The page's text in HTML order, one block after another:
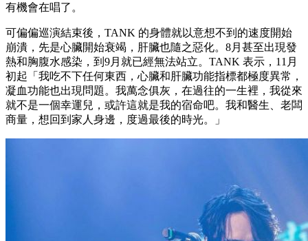
有機會在唱了。
可偏偏巡演結束後，TANK 的身體就以意想不到的速度開始
崩潰，先是心臟開始衰竭，肝臟也隨之惡化。8月甚至出現發
熱和胸腹水感染，到9月就已經無法站立。TANK 表示，11月
初起「我吃不下任何東西，心臟和肝臟功能指標都極度異常，
凝血功能也出現問題。我萬念俱灰，在過往的一生裡，我從來
就不是一個幸運兒，或許這就是我的宿命吧。我和醫生、老闆
商量，想回到家人身邊，度過最後的時光。」